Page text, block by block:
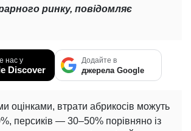
ринку, повідомляє
нас у
Discover
Додайте в
джерела Google
оцінками, втрати абрикосів можуть
персиків — 30–50% порівняно із